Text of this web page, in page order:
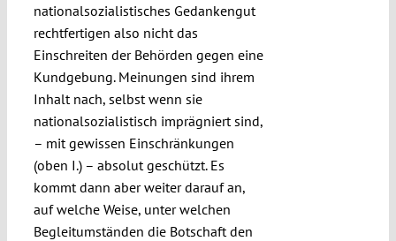
nationalsozialistisches Gedankengut
rechtfertigen also nicht das
Einschreiten der Behörden gegen eine
Kundgebung. Meinungen sind ihrem
Inhalt nach, selbst wenn sie
nationalsozialistisch imprägniert sind,
– mit gewissen Einschränkungen
(oben I.) – absolut geschützt. Es
kommt dann aber weiter darauf an,
auf welche Weise, unter welchen
Begleitumständen die Botschaft den